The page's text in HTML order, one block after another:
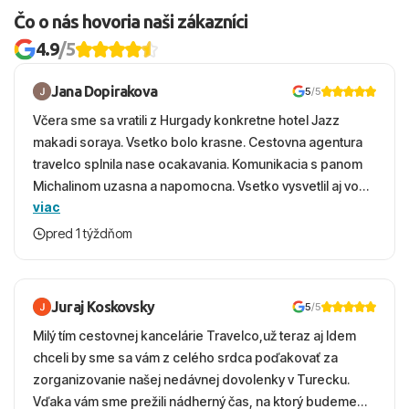
Čo o nás hovoria naši zákazníci
4.9/5
Jana Dopirakova 5/5
Včera sme sa vratili z Hurgady konkretne hotel Jazz
makadi soraya. Vsetko bolo krasne. Cestovna agentura
travelco splnila nase ocakavania. Komunikacia s panom
Michalinom uzasna a napomocna. Vsetko vysvetlil aj vo
vecernych hodinach zaco sa ospravedlnujem. Hotel
krasny, cisty. Sluzby top. Strava, prostredie, more,
viac
pred 1 týždňom
Juraj Koskovsky 5/5
Milý tím cestovnej kancelárie Travelco,už teraz aj Idem
chceli by sme sa vám z celého srdca poďakovať za
zorganizovanie našej nedávnej dovolenky v Turecku.
Vďaka vám sme prežili nádherný čas, na ktorý budeme